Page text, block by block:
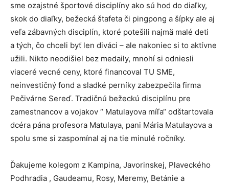
sme ozajstné športové disciplíny ako sú hod do diaľky,
skok do diaľky, bežecká štafeta či pingpong a šípky ale aj
veľa zábavných disciplín, ktoré potešili najmä malé deti
a tých, čo chceli byť len diváci – ale nakoniec si to aktívne
užili. Nikto neodišiel bez medaily, mnohí si odniesli
viaceré vecné ceny, ktoré financoval TU SME,
neinvestičný fond a sladké perníky zabezpečila firma
Pečivárne Sereď. Tradičnú bežeckú disciplínu pre
zamestnancov a vojakov “ Matulayova míľa“ odštartovala
dcéra pána profesora Matulaya, pani Mária Matulayova a
spolu sme si zaspomínal aj na tie minulé ročníky.
Ďakujeme kolegom z Kampina, Javorinskej, Plaveckého
Podhradia , Gaudeamu, Rosy, Meremy, Betánie a